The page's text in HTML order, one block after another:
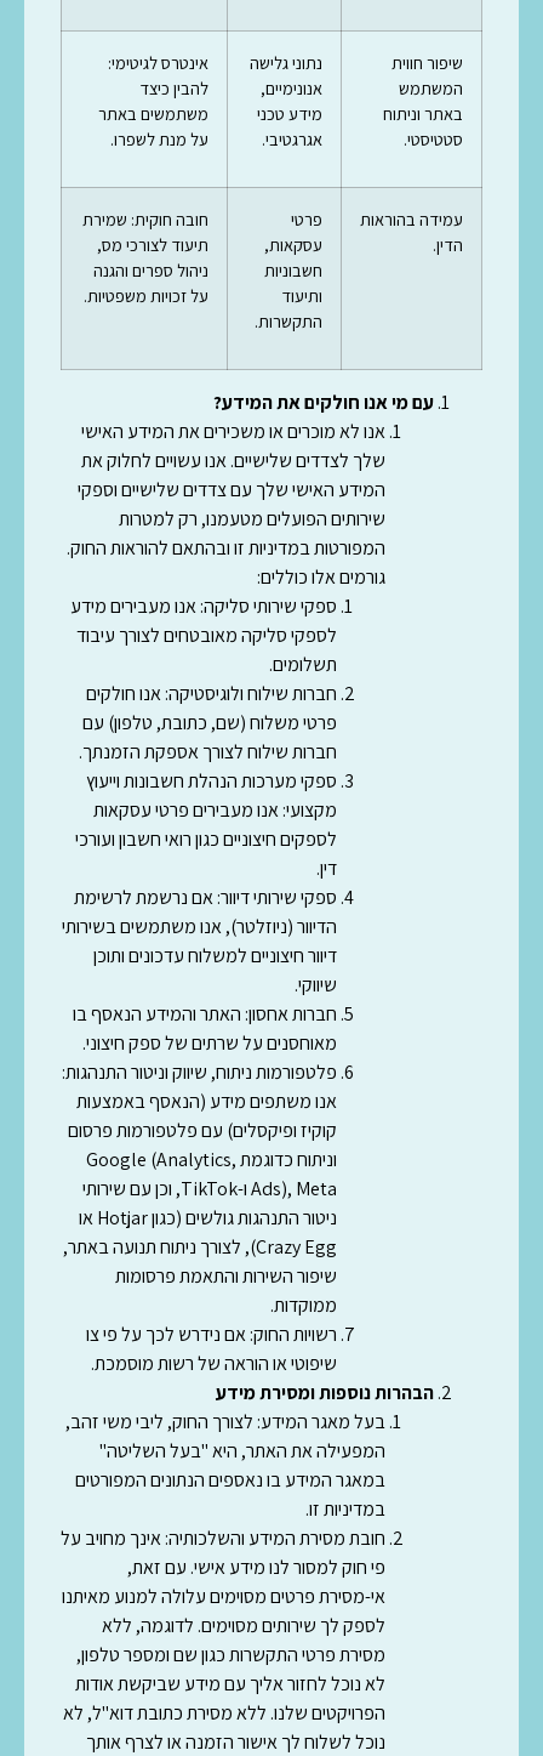
שיפור חווית
המשתמש
באתר וניתוח
סטטיסטי.
נתוני גלישה
אנונימיים,
מידע טכני
אגרגטיבי.
אינטרס לגיטימי:
להבין כיצד
משתמשים באתר
על מנת לשפרו.
עמידה בהוראות
הדין.
פרטי
עסקאות,
חשבוניות
ותיעוד
התקשרות.
חובה חוקית: שמירת
תיעוד לצורכי מס,
ניהול ספרים והגנה
על זכויות משפטיות.
עם מי אנו חולקים את המידע?
אנו לא מוכרים או משכירים את המידע האישי
שלך לצדדים שלישיים. אנו עשויים לחלוק את
המידע האישי שלך עם צדדים שלישיים וספקי
שירותים הפועלים מטעמנו, רק למטרות
המפורטות במדיניות זו ובהתאם להוראות החוק.
גורמים אלו כוללים:
ספקי שירותי סליקה:אנו מעבירים מידע
לספקי סליקה מאובטחים לצורך עיבוד
תשלומים.
חברות שילוח ולוגיסטיקה:אנו חולקים
פרטי משלוח (שם, כתובת, טלפון) עם
חברות שילוח לצורך אספקת הזמנתך.
ספקי מערכות הנהלת חשבונות וייעוץ
מקצועי:אנו מעבירים פרטי עסקאות
לספקים חיצוניים כגון רואי חשבון ועורכי
דין.
ספקי שירותי דיוור:אם נרשמת לרשימת
הדיוור (ניוזלטר), אנו משתמשים בשירותי
דיוור חיצוניים למשלוח עדכונים ותוכן
שיווקי.
חברות אחסון: האתר והמידע הנאסף בו
מאוחסנים על שרתים של ספק חיצוני.
פלטפורמות ניתוח, שיווק וניטור התנהגות:
אנו משתפים מידע (הנאסף באמצעות
קוקיז ופיקסלים) עם פלטפורמות פרסום
וניתוח כדוגמת Google (Analytics,
Ads), Meta ו-TikTok, וכן עם שירותי
ניטור התנהגות גולשים (כגון Hotjar או
Crazy Egg), לצורך ניתוח תנועה באתר,
שיפור השירות והתאמת פרסומות
ממוקדות.
רשויות החוק:אם נידרש לכך על פי צו
שיפוטי או הוראה של רשות מוסמכת.
הבהרות נוספות ומסירת מידע
בעל מאגר המידע: לצורך החוק, ליבי משי זהב,
המפעילה את האתר, היא "בעל השליטה"
במאגר המידע בו נאספים הנתונים המפורטים
במדיניות זו.
חובת מסירת המידע והשלכותיה: אינך מחויב על
פי חוק למסור לנו מידע אישי. עם זאת,
אי-מסירת פרטים מסוימים עלולה למנוע מאיתנו
לספק לך שירותים מסוימים. לדוגמה, ללא
מסירת פרטי התקשרות כגון שם ומספר טלפון,
לא נוכל לחזור אליך עם מידע שביקשת אודות
הפרויקטים שלנו. ללא מסירת כתובת דוא"ל, לא
נוכל לשלוח לך אישור הזמנה או לצרף אותך